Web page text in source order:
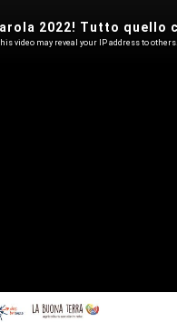
video may reveal your IP address to others.